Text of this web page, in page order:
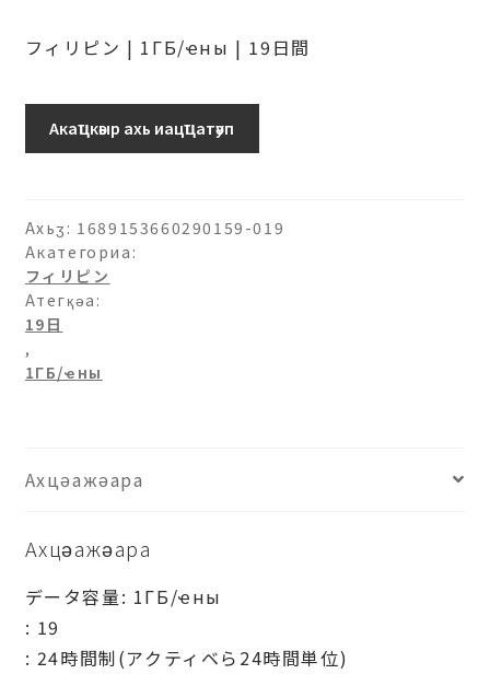
フィリピン | 1ГБ/ҽны | 19日間
ン-1ГБ/
日-19
日
ахыԥхьаӡара
Акаҵкәыр ахь иацҵатәуп
Ахьӡ: 1689153660290159-019
Акатегориа:
フィリピン
Атегқәа:
19日
,
1ГБ/ҽны
Ахцәажәара
Ахцәажәара
データ容量: 1ГБ/ҽны
: 19
: 24時間制(アクティベら24時間単位)